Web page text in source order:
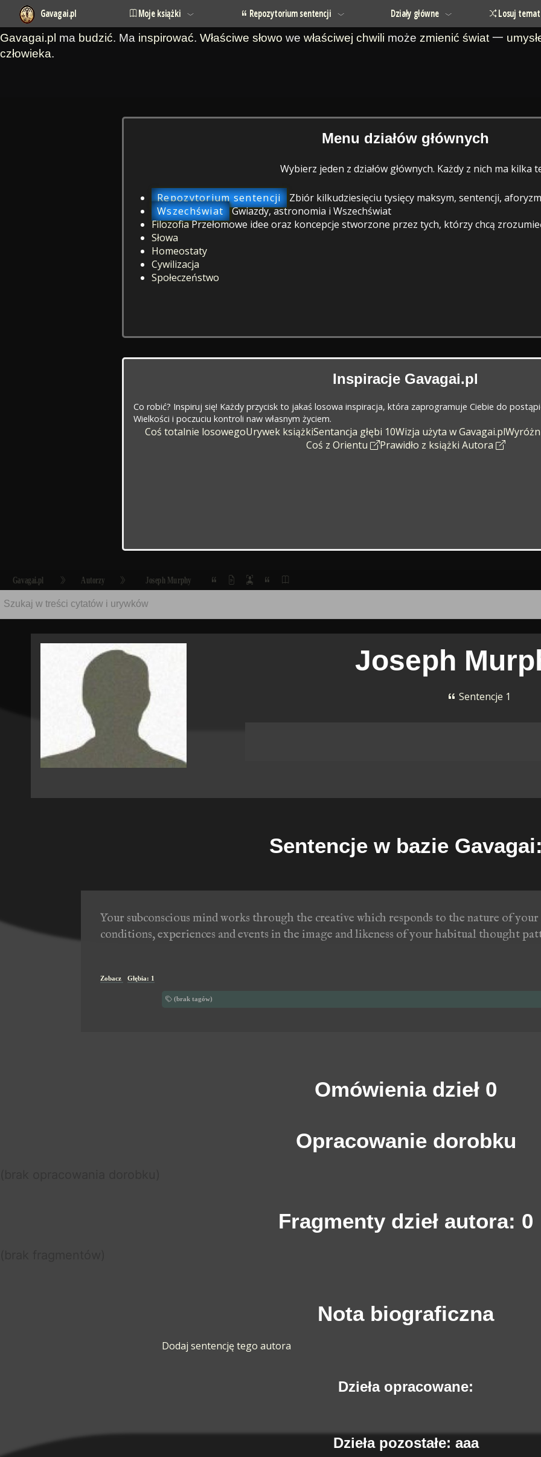
Gavagai.pl Moje książki Repozytorium sentencji Działy główne Losuj temat
Gavagai.pl ma budzić. Ma inspirować. Właściwe słowo we właściwej chwili może zmienić świat 一
człowieka.
Menu działów głównych
Wybierz jeden z działów głównych. Każdy z nich ma kilka
Repozytorium sentencji
Zbiór kilkudziesięciu tysięcy maksym, sentencji,
Wszechświat Gwiazdy, astronomia i Wszechświat
FilozofiaPrzełomowe idee oraz koncepcje stworzone przez tych, którzy chcą
Słowa
Homeostaty
Cywilizacja
Społeczeństwo
Inspiracje Gavagai.pl
Co robić? Inspiruj się! Każdy przycisk to jakaś losowa inspiracja, która zaprogramuje Ciebie do
Wielkości i poczuciu kontroli naw własnym życiem.
Coś totalnie losowegoUrywek książkiSentancja głębi 10Wizja użyta w Gavagai.pl
Coś z Orientu
Prawidło z książki Autora
Gavagai.pl Autorzy Joseph Murphy
Joseph
Sentencje 1
Sentencje w bazie
Your subconscious mind works through the creative which responds to the nature of
conditions, experiences and events in the image and likeness of your habitual thought
Zobacz Głębia: 1
(brak tagów)
Omówienia dzieł 0
Opracowanie dorobku
Fragmenty dzieł autora: 0
Nota biograficzna
Dodaj sentencję tego autora
Dzieła opracowane:
Dzieła pozostałe: aaa